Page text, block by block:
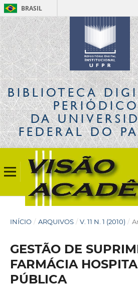
BRASIL
BIBLIOTECA
DA
FEDERAL DO
INÍCIO / ARQUIVOS / V. 11 N. 1 (2010) /
GESTÃO DE
FARMÁCIA
PÚBLICA